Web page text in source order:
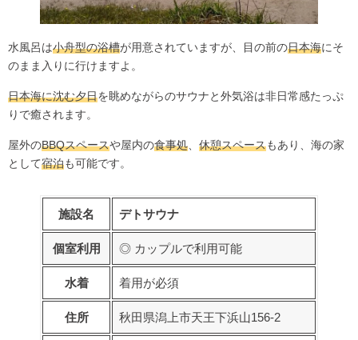
水風呂は小舟型の浴槽が用意されていますが、目の前の日本海にそ
のまま入りに行けますよ。
日本海に沈む夕日を眺めながらのサウナと外気浴は非日常感たっぷ
りで癒されます。
屋外のBBQスペースや屋内の食事処 休憩スペースもあり、海の家
として宿泊も可能です。
施設名 デトサウナ
個室利用 ◎ カップルで利用可能
水着 着用が必須
住所 秋田県潟上市天王下浜山156-2